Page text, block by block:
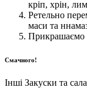
кріп, хрін,
Ретельно
маси та
Прикрашаємо
Смачного!
Інші Закуски та